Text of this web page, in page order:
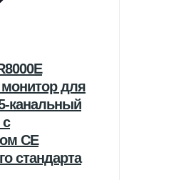
для
канальный
CE
стандарта